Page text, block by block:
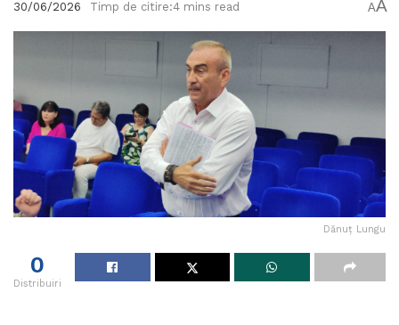
30/06/2026 Timp de citire:4 mins read AA
Dănuț Lungu
0
Distribuiri